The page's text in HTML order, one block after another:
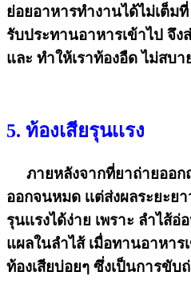
ย่อยอาหารทำงานได้ไม่เต็มที่
รับประทานอาหารเข้าไป จึง
และ ทำให้เราท้องอืด ไม่สบา
5. ท้องเสียรุนเเรง
ภายหลังจากที่ยาถ่ายออก
ออกจนหมด เเต่ส่งผลระยะย
รุนเเรงได้ง่าย เพราะ ลำไส้อ่
แผลในลำไส้ เมื่อทานอาหาร
ท้องเสียบ่อยๆ ซึ่งเป็นการขับ